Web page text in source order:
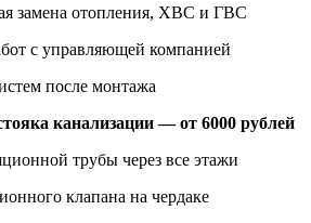
замена отопления, ХВС и ГВС
с управляющей компанией
после монтажа
канализации — от 6000 рублей
трубы через все этажи
клапана на чердаке